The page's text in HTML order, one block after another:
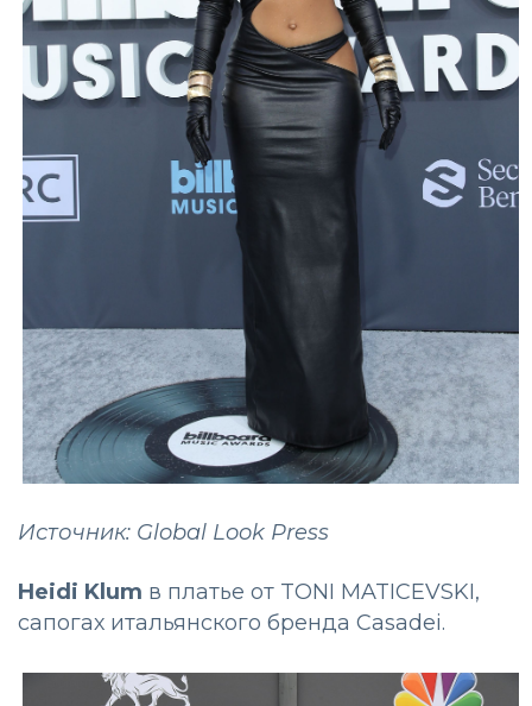
Источник: Global Look Press
Heidi Klum в платье от TONI MATICEVSKI,
сапогах итальянского бренда Casadei.